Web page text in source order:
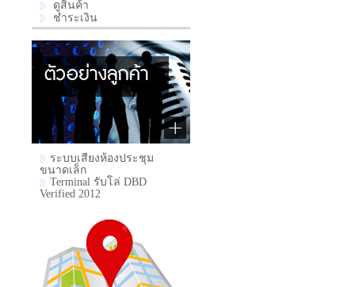
ดูสินค้า
ชำระเงิน
ระบบเสียงห้องประชุม
ขนาดเล็ก
Terminal รับโล่ DBD
Verified 2012